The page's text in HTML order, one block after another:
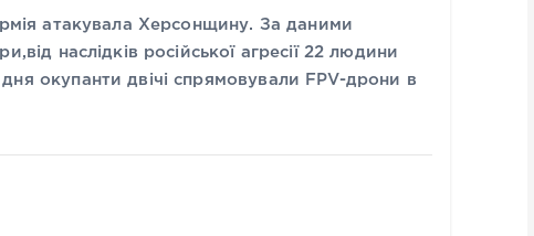
атакувала Херсонщину. За даними
наслідків російської агресії 22 людини
окупанти двічі спрямовували FPV-дрони в